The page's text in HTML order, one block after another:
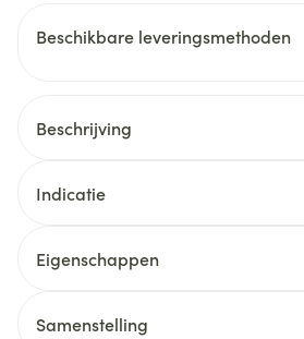
Beschikbare leveringsmethoden
Beschrijving
Indicatie
Eigenschappen
Samenstelling